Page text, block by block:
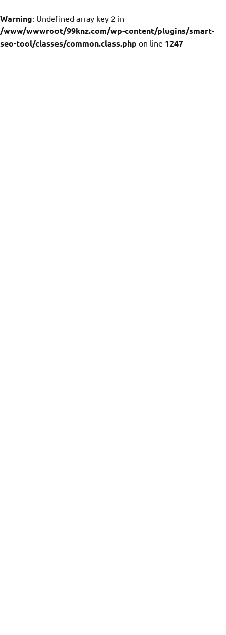
Warning: Undefined array key 2 in
/www/wwwroot/99knz.com/wp-content/plugins/smart-
seo-tool/classes/common.class.php on line 1247